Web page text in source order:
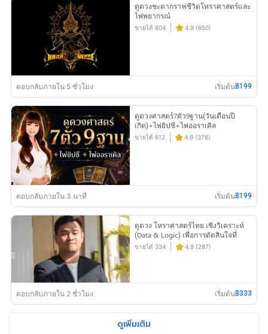
ดูดวงชะตากราฟชีวิตโหราศาสตร์และ
ไพ่พยากรณ์
ขายได้ 804 4.9 (650)
ตอบกลับภายใน 5 ชั่วโมง เริ่มต้น฿199
ดูดวงศาสตร์7ตัว9ฐาน(วันเดือนปี
เกิด)+ไพ่ยิปซี+ไพ่ออราเคิล
ขายได้ 612 4.9 (378)
ตอบกลับภายใน 3 นาที เริ่มต้น฿199
ดูดวง โหราศาสตร์ไทย เชิงวิเคราะห์
(Data & Logic) เพื่อการตัดสินใจที่
แม่นยำ | เท็น Horalogic
ขายได้ 334 4.9 (287)
ตอบกลับภายใน 2 ชั่วโมง เริ่มต้น฿333
ดูเพิ่มเติม